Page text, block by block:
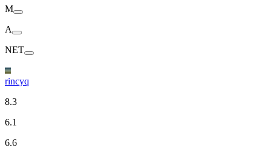
M
A
NET
rincyq
8.3
6.1
6.6